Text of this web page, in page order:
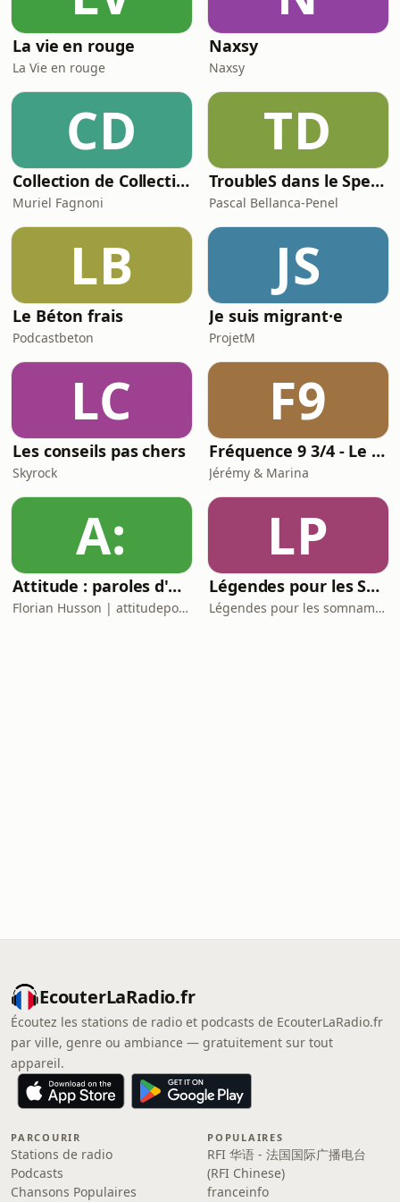
La vie en rouge
La Vie en rouge
Naxsy
Naxsy
CD
Collection de Collectionneurs
Muriel Fagnoni
TD
TroubleS dans le Spectre
Pascal Bellanca-Penel
LB
Le Béton frais
Podcastbeton
JS
Je suis migrant·e
ProjetM
LC
Les conseils pas chers
Skyrock
F9
Fréquence 9 3/4 - Le podcast Harry Potter chapitre par chapitre
Jérémy & Marina
A:
Attitude : paroles d'un hypersensible.
Florian Husson | attitudepodcast_
LP
Légendes pour les Somnambules - Mythes et Histoires pour dormir
Légendes pour les somnambules
EcouterLaRadio.fr
Écoutez les stations de radio et podcasts de EcouterLaRadio.fr
par ville, genre ou ambiance — gratuitement sur tout
appareil.
PARCOURIR
Stations de radio
Podcasts
Chansons Populaires
POPULAIRES
RFI 华语 - 法国国际广播电台
(RFI Chinese)
franceinfo